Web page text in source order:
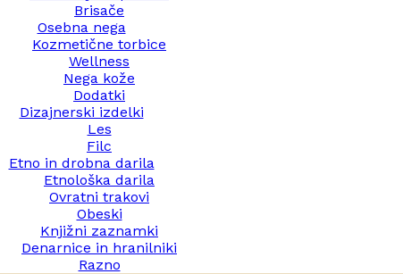
Brisače
Osebna nega
Kozmetične torbice
Wellness
Nega kože
Dodatki
Dizajnerski izdelki
Les
Filc
Etno in drobna darila
Etnološka darila
Ovratni trakovi
Obeski
Knjižni zaznamki
Denarnice in hranilniki
Razno